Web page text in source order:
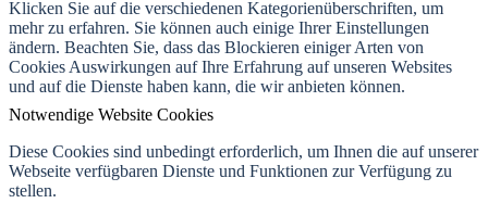
Klicken Sie auf die verschiedenen Kategorienüberschriften, um
mehr zu erfahren. Sie können auch einige Ihrer Einstellungen
ändern. Beachten Sie, dass das Blockieren einiger Arten von
Cookies Auswirkungen auf Ihre Erfahrung auf unseren Websites
und auf die Dienste haben kann, die wir anbieten können.
Notwendige Website Cookies
Diese Cookies sind unbedingt erforderlich, um Ihnen die auf unserer
Webseite verfügbaren Dienste und Funktionen zur Verfügung zu
stellen.